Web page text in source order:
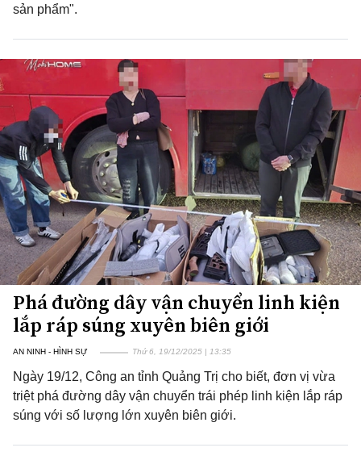
sản phẩm".
Phá đường dây vận chuyển linh kiện
lắp ráp súng xuyên biên giới
AN NINH - HÌNH SỰ Thứ 6, 19/12/2025 | 13:35
Ngày 19/12, Công an tỉnh Quảng Trị cho biết, đơn vị vừa
triệt phá đường dây vận chuyển trái phép linh kiện lắp ráp
súng với số lượng lớn xuyên biên giới.